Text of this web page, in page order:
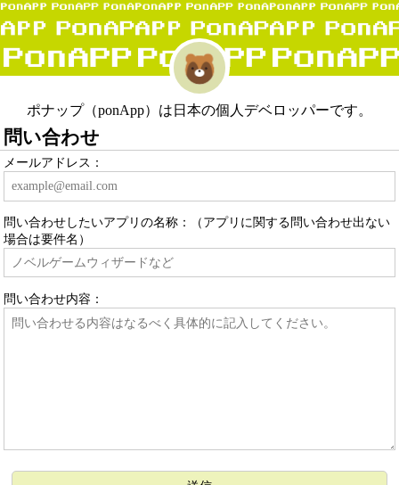
ポナップ（ponApp）は日本の個人デベロッパーです。
問い合わせ
メールアドレス：
問い合わせしたいアプリの名称：（アプリに関する問い合わせ出ない
場合は要件名）
問い合わせ内容：